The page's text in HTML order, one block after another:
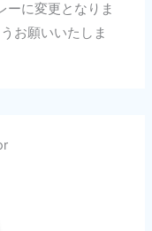
ーに変更となりま
お願いいたしま